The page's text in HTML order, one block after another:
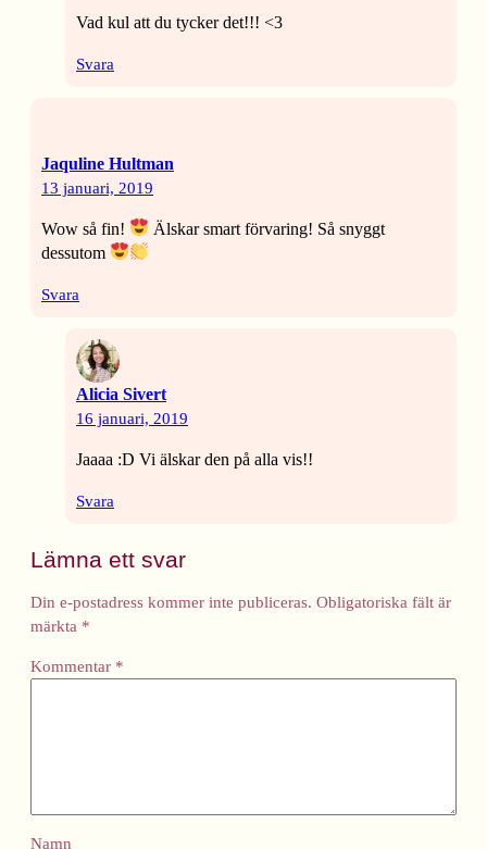
Vad kul att du tycker det!!! <3
Svara
Jaquline Hultman
13 januari, 2019
Wow så fin!
Älskar smart förvaring! Så snyggt
dessutom
Svara
Alicia Sivert
16 januari, 2019
Jaaaa :D Vi älskar den på alla vis!!
Svara
Lämna ett svar
Din e-postadress kommer inte publiceras. Obligatoriska fält är
märkta *
Kommentar *
Namn